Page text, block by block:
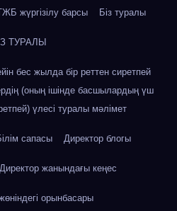
жүргізілу барсы Біз туралы
ТУРАЛЫ
бес жылда бір реттен сиретпей
(оның ішінде басшылардың үш
үлесі туралы мәлімет
сапасы Директор блогы
Директор жанындағы кеңес
орынбасары